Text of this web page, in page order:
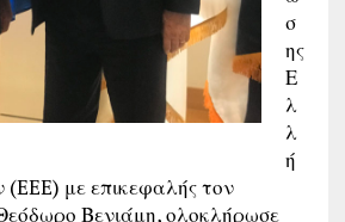
σ
ης
Ε
λ
λ
ή
με επικεφαλής τον
Βενιάμη, ολοκλήρωσε